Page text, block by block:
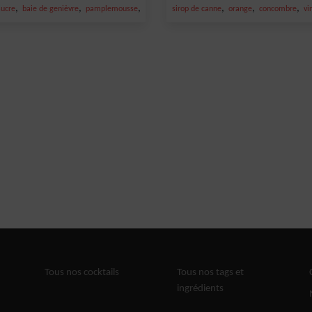
, baie de genièvre, pamplemousse, Long drinksirop de canne, orange, concombre,
Tous nos cocktails
Tous nos tags et
ingrédients